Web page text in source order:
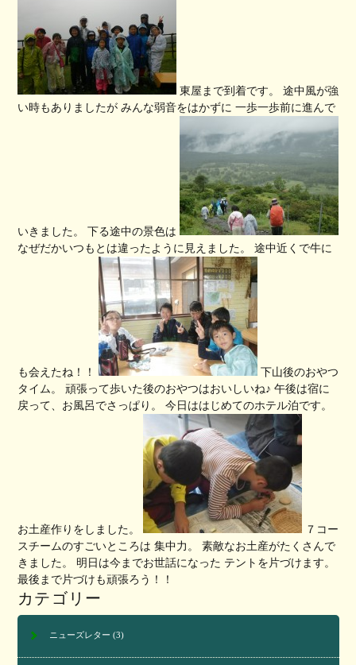
東屋まで到着です。 途中風が強
い時もありましたが みんな弱音をはかずに 一歩一歩前に進んで
いきました。 下る途中の景色は
なぜだかいつもとは違ったように見えました。 途中近くで牛に
も会えたね！！
下山後のおやつ
タイム。 頑張って歩いた後のおやつはおいしいね♪ 午後は宿に
戻って、お風呂でさっぱり。 今日ははじめてのホテル泊です。
お土産作りをしました。
７コー
スチームのすごいところは 集中力。 素敵なお土産がたくさんで
きました。 明日は今までお世話になった テントを片づけます。
最後まで片づけも頑張ろう！！
カテゴリー
ニューズレター (3)